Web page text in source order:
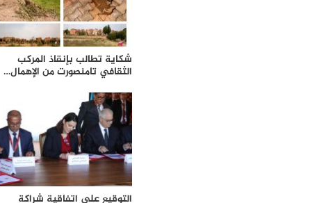
شكاية تطالب بإنقاذ المركب
الثقافي تامنصورت من الإهمال…